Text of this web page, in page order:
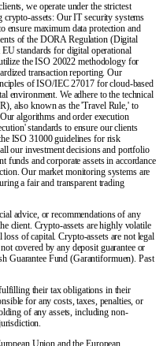
we operate under the strictest
assets: Our IT security systems
ensure maximum data protection and
of the DORA Regulation (Digital
standards for digital operational
the ISO 20022 methodology for
transaction reporting. Our
of ISO/IEC 27017 for cloud-based
environment. We adhere to the technical
also known as the 'Travel Rule,' to
algorithms and order execution
standards to ensure our clients
ISO 31000 guidelines for risk
our investment decisions and portfolio
funds and corporate assets in accordance
Our market monitoring systems are
a fair and transparent trading
advice, or recommendations of any
client. Crypto-assets are highly volatile
of capital. Crypto-assets are not legal
covered by any deposit guarantee or
Guarantee Fund (Garantiformuen). Past
their tax obligations in their
for any costs, taxes, penalties, or
of any assets, including non-